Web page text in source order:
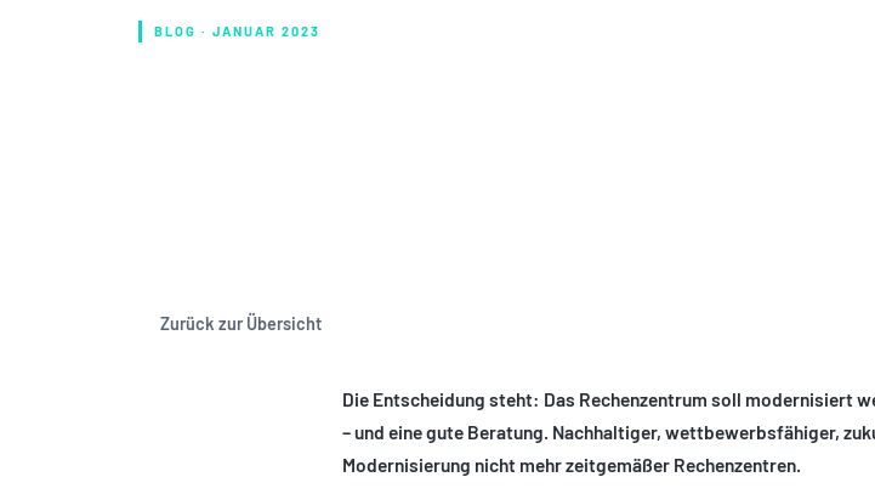
BLOG · JANUAR 2023
Zurück zur Übersicht
Die Entscheidung steht: Das Rechenzentrum soll modernisiert
– und eine gute Beratung. Nachhaltiger, wettbewerbsfähiger,
Modernisierung nicht mehr zeitgemäßer Rechenzentren.